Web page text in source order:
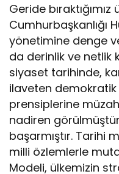
Geride bıraktığımız
Cumhurbaşkanlığı
yönetimine denge
da derinlik ve netlik
siyaset tarihinde,
ilaveten demokratik
prensiplerine
nadiren
başarmıştır. Tarihi
milli özlemlerle
Modeli, ülkemizin